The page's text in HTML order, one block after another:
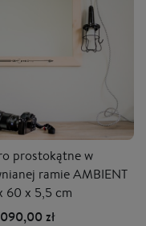
prostokątne w
ramie AMBIENT
60 x 5,5 cm
zł